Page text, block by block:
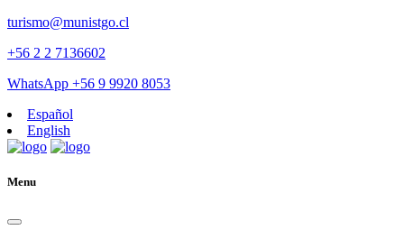
turismo@munistgo.cl
+56 2 2 7136602
WhatsApp +56 9 9920 8053
Español
English
Menu